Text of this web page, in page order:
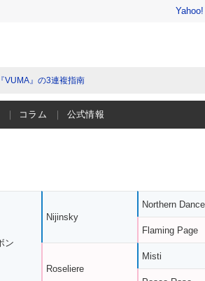
VUMA』の3連複指南
コラム 公式情報
ン
Nijinsky
Roseliere
Northern
Flaming Page
Misti